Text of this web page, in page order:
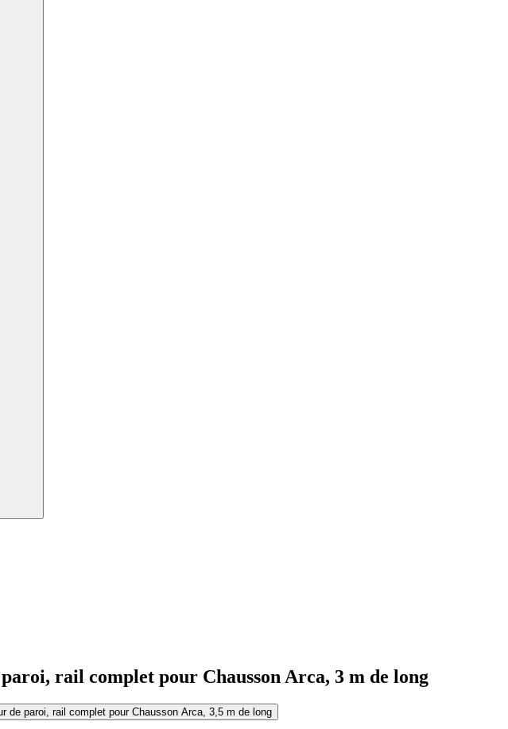
rail complet pour Chausson Arca, 3 m de long
de paroi, rail complet pour Chausson Arca, 3,5 m de long